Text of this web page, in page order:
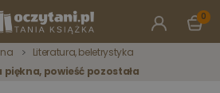
0
Literatura, beletrystyka
powieść pozostała